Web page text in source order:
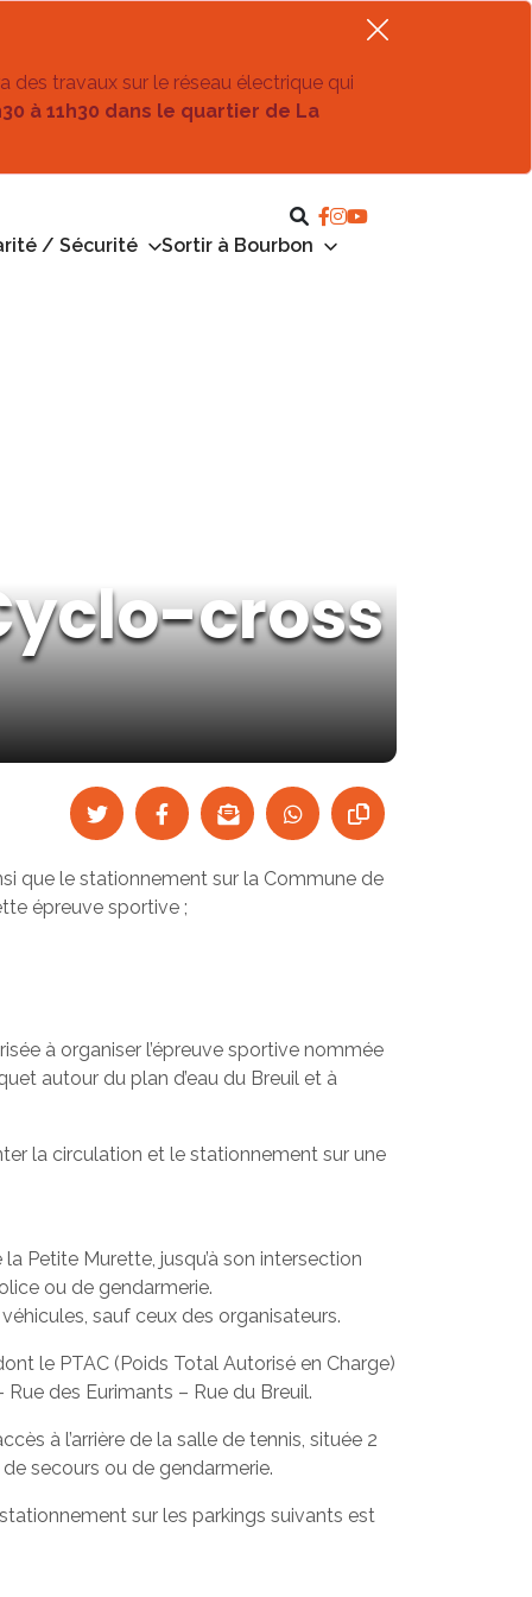
des travaux sur le réseau électrique qui
à 11h30 dans le quartier de La
/ Sécurité
Sortir à Bourbon
cross
que le stationnement sur la Commune de
épreuve sportive ;
à organiser l’épreuve sportive nommée
autour du plan d’eau du Breuil et à
la circulation et le stationnement sur une
Petite Murette, jusqu’à son intersection
ou de gendarmerie.
sauf ceux des organisateurs.
le PTAC (Poids Total Autorisé en Charge)
des Eurimants – Rue du Breuil.
à l’arrière de la salle de tennis, située 2
secours ou de gendarmerie.
sur les parkings suivants est